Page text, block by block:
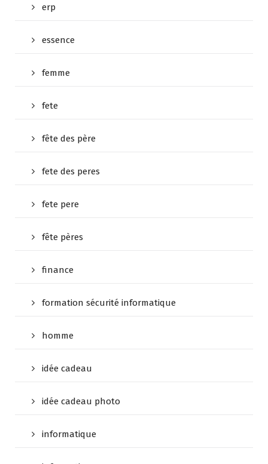
erp
essence
femme
fete
fête des père
fete des peres
fete pere
fête pères
finance
formation sécurité informatique
homme
idée cadeau
idée cadeau photo
informatique